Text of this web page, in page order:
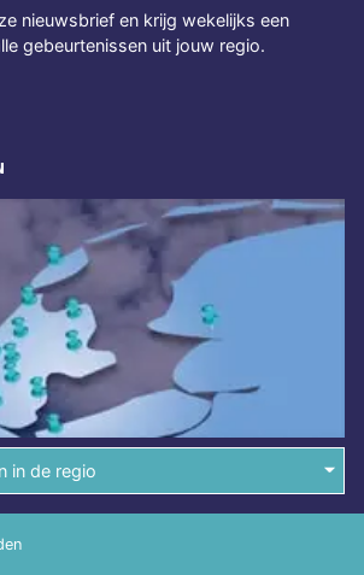
nieuwsbrief en krijg wekelijks een
gebeurtenissen uit jouw regio.
in de regio